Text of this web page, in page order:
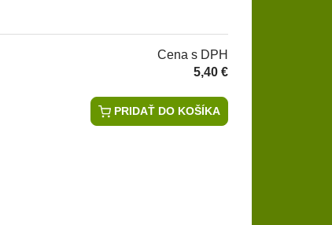
Cena s DPH
5,40 €
PRIDAŤ DO KOŠÍKA